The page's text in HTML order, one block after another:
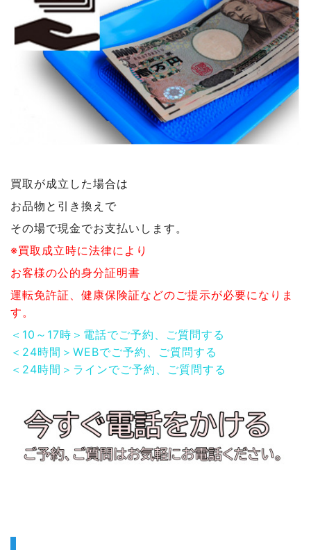
買取が成立した場合は
お品物と引き換えで
その場で現金でお支払いします。
※買取成立時に法律により
お客様の公的身分証明書
運転免許証、健康保険証などのご提示が必要になりま
す。
＜10～17時＞電話でご予約、ご質問する
＜24時間＞WEBでご予約、ご質問する
＜24時間＞ラインでご予約、ご質問する